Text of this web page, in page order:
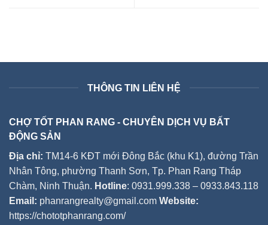
THÔNG TIN LIÊN HỆ
CHỢ TỐT PHAN RANG - CHUYÊN DỊCH VỤ BẤT
ĐỘNG SẢN
Địa chỉ: TM14-6 KĐT mới Đông Bắc (khu K1), đường Trần
Nhân Tông, phường Thanh Sơn, Tp. Phan Rang Tháp
Chàm, Ninh Thuận. Hotline: 0931.999.338 – 0933.843.118
Email: phanrangrealty@gmail.com Website:
https://chototphanrang.com/